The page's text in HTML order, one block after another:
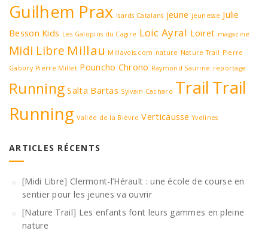
Guilhem Prax Isards Catalans jeune jeunesse Julie
Besson Kids Les Galopins du Cagire Loic Ayral Loiret magazine
Midi Libre Millau Millavois.com nature Nature Trail Pierre
Gabory Pierre Millet Pouncho Chrono Raymond Saurine reportage
Running Salta Bartas Sylvain Cachard Trail Trail
Running Vallée de la Bièvre Verticausse Yvelines
ARTICLES RÉCENTS
[Midi Libre] Clermont-l’Hérault : une école de course en
sentier pour les jeunes va ouvrir
[Nature Trail] Les enfants font leurs gammes en pleine
nature